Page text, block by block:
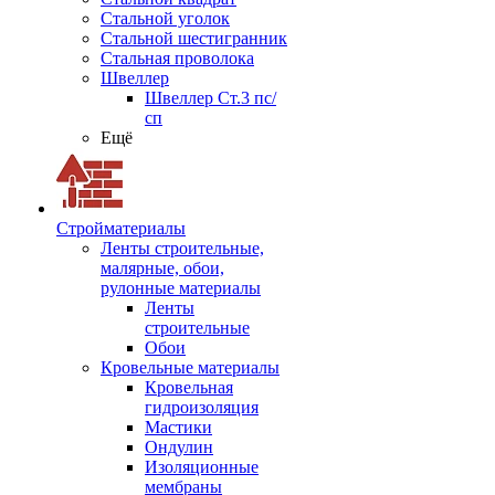
Стальной уголок
Стальной шестигранник
Стальная проволока
Швеллер
Швеллер Ст.3 пс/
сп
Ещё
Стройматериалы
Ленты строительные,
малярные, обои,
рулонные материалы
Ленты
строительные
Обои
Кровельные материалы
Кровельная
гидроизоляция
Мастики
Ондулин
Изоляционные
мембраны